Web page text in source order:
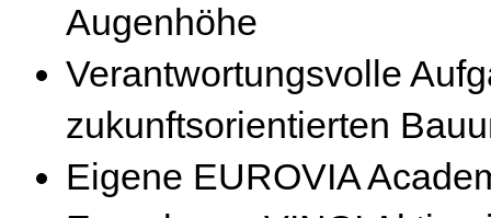
Augenhöhe
Verantwortungsvolle
zukunftsorientierten
Eigene EUROVIA